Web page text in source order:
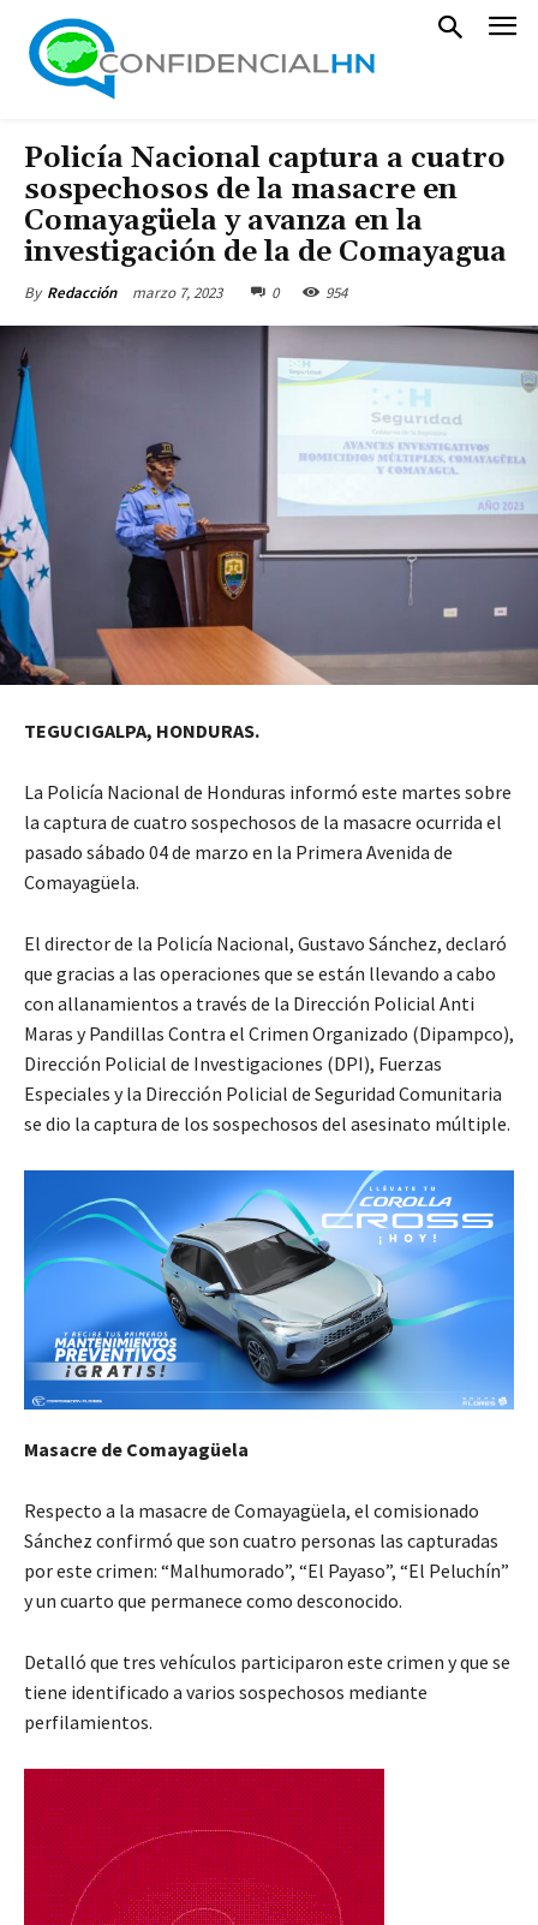
Policía Nacional captura a cuatro
sospechosos de la masacre en
Comayagüela y avanza en la
investigación de la de Comayagua
By Redacción marzo 7, 2023 0 954
TEGUCIGALPA, HONDURAS.
La Policía Nacional de Honduras informó este martes sobre
la captura de cuatro sospechosos de la masacre ocurrida el
pasado sábado 04 de marzo en la Primera Avenida de
Comayagüela.
El director de la Policía Nacional, Gustavo Sánchez, declaró
que gracias a las operaciones que se están llevando a cabo
con allanamientos a través de la Dirección Policial Anti
Maras y Pandillas Contra el Crimen Organizado (Dipampco),
Dirección Policial de Investigaciones (DPI), Fuerzas
Especiales y la Dirección Policial de Seguridad Comunitaria
se dio la captura de los sospechosos del asesinato múltiple.
Masacre de Comayagüela
Respecto a la masacre de Comayagüela, el comisionado
Sánchez confirmó que son cuatro personas las capturadas
por este crimen: “Malhumorado”, “El Payaso”, “El Peluchín”
y un cuarto que permanece como desconocido.
Detalló que tres vehículos participaron este crimen y que se
tiene identificado a varios sospechosos mediante
perfilamientos.